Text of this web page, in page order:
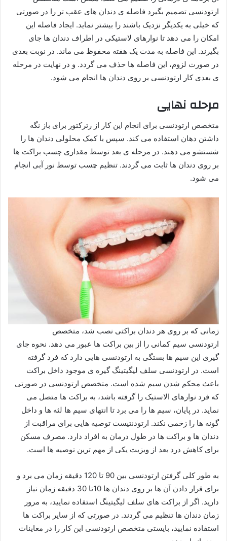
ارتودنسی تصمیم بگیرد فاصله ی دندان های عقب تر را در صورتی
که خیلی به یکدیگر نزدیک باشند را بیشتر نماید. ایجاد فاصله این
امکان را می دهد تا نوارهای لاستیکی در اطراف دندان ها جای
بگیرند. این فاصله به مدت یک هفته محفوظ می ماند. در نوبت بعدی
در صورت لزوم، این فاصله ها حذف می گردد. و در نهایت در مرحله
ی بعدی کار ارتودنسی بر روی دندان ها انجام می شود.
مرحله نهایی
متخصص ارتودنسی برای انجام این کار از رترکتور برای باز نگه
داشتن دهان استفاده می کند. سپس با کمک محلولی دندان ها را
شستشو می دهند. در مرحله ی بعد توسط مقداری چسب براکت ها
بر روی دندان ها ثابت می گردند. تنظیم چسب توسط نور آبی انجام
می شود.
زمانی که بر روی هر دندان براکتی نصب شد، متخصص
ارتودنسی سیم کمانی را از بین براکت ها عبور می دهد. نحوه جای
گیری این سیم ها بستگی به ارتودنسی هایی دارد که فرد گرفته
است. در ارتودنسی سلف لیگیتینگ گیره ی موجود داخل براکت
باعث محکم شدن سیم شده است. متخصص ارتودنسی در صورتی
که فرد نوارهای الاستیک را گرفته باشد، به براکت ها متصل می
نماید. در پایان، سیم ها را می برد تا انتهای سیم ها لثه ها و داخل
گونه ها را زخمی نکند. ارتودنتیست توصیه هایی برای مراقبت از
دندان ها و براکت ها در طول درمان به افراد دارد. مصرف مسکن
برای کاهش درد بعد از ویزیت یکی از مهم ترین توصیه ها است.
به طور کلی گرفتن ارتودنسی بین 90 تا 120 دقیقه زمان می برد و
برای قرار دادن آن ها بر روی دندان ها 10تا 30 دقیقه زمان نیاز
دارید. اگر از براکت های سلف لیگیتینگ استفاده نمایید، به مرور
زمان دندان ها تنظیم می گردند. در صورتی که از سایر براکت ها
استفاده نمایید، بایستی متخصص ارتودنسی این کار را در معاینات